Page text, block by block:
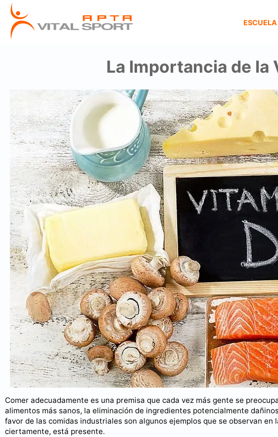
ESCUELA
La Importancia de la
Comer adecuadamente es una premisa que cada vez más gente se
alimentos más sanos, la eliminación de ingredientes potencialmente
favor de las comidas industriales son algunos ejemplos que se observan
ciertamente, está presente.